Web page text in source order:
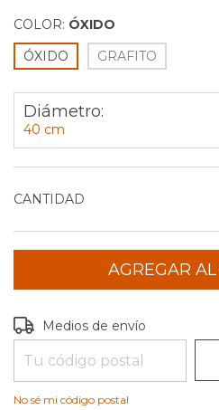
COLOR: ÓXIDO
ÓXIDO
GRAFITO
Diámetro:
40 cm
CANTIDAD
Entregas para el CP:
Medios de envío
No sé mi código postal